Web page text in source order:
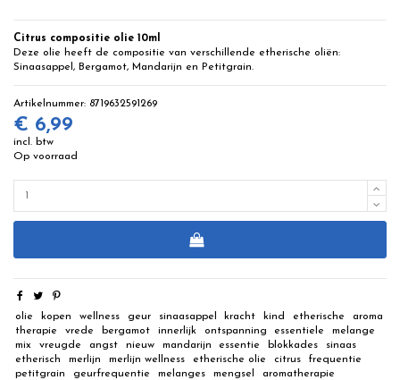
Citrus compositie olie 10ml
Deze olie heeft de compositie van verschillende etherische oliën:
Sinaasappel, Bergamot, Mandarijn en Petitgrain.
Artikelnummer: 8719632591269
€ 6,99
incl. btw
Op voorraad
olie kopen wellness geur sinaasappel kracht kind etherische
aroma
therapie
vrede bergamot innerlijk ontspanning essentiele
melange
mix
vreugde angst nieuw mandarijn essentie blokkades
sinaas
etherisch
merlijn merlijn wellness etherische olie citrus
frequentie
petitgrain
geurfrequentie melanges mengsel
aromatherapie